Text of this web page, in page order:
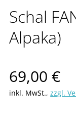
Schal
Alpaka)
69,00 €
inkl. MwSt.,zzgl.